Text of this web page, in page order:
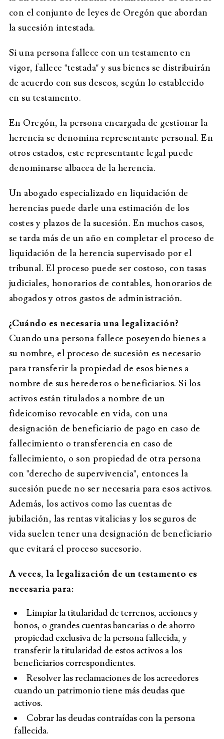
con el conjunto de leyes de Oregón que abordan
la sucesión intestada.
Si una persona fallece con un testamento en
vigor, fallece "testada" y sus bienes se distribuirán
de acuerdo con sus deseos, según lo establecido
en su testamento.
En Oregón, la persona encargada de gestionar la
herencia se denomina representante personal. En
otros estados, este representante legal puede
denominarse albacea de la herencia.
Un abogado especializado en liquidación de
herencias puede darle una estimación de los
costes y plazos de la sucesión. En muchos casos,
se tarda más de un año en completar el proceso de
liquidación de la herencia supervisado por el
tribunal. El proceso puede ser costoso, con tasas
judiciales, honorarios de contables, honorarios de
abogados y otros gastos de administración.
¿Cuándo es necesaria una legalización?
Cuando una persona fallece poseyendo bienes a
su nombre, el proceso de sucesión es necesario
para transferir la propiedad de esos bienes a
nombre de sus herederos o beneficiarios. Si los
activos están titulados a nombre de un
fideicomiso revocable en vida, con una
designación de beneficiario de pago en caso de
fallecimiento o transferencia en caso de
fallecimiento, o son propiedad de otra persona
con "derecho de supervivencia", entonces la
sucesión puede no ser necesaria para esos activos.
Además, los activos como las cuentas de
jubilación, las rentas vitalicias y los seguros de
vida suelen tener una designación de beneficiario
que evitará el proceso sucesorio.
A veces, la legalización de un testamento es
necesaria para:
Limpiar la titularidad de terrenos, acciones y
bonos, o grandes cuentas bancarias o de ahorro
propiedad exclusiva de la persona fallecida, y
transferir la titularidad de estos activos a los
beneficiarios correspondientes.
Resolver las reclamaciones de los acreedores
cuando un patrimonio tiene más deudas que
activos.
Cobrar las deudas contraídas con la persona
fallecida.